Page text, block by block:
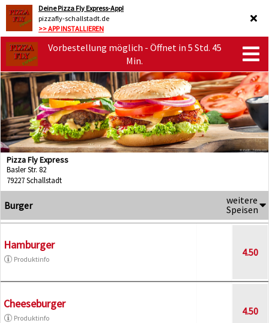
Deine Pizza Fly Express-App!
pizzafly-schallstadt.de
>> APP INSTALLIEREN
Vorbestellung möglich - Öffnet in 5 Std. 45
Min.
Pizza Fly Express
Basler Str. 82
79227 Schallstadt
Burger
weitere
Speisen
Hamburger
Produktinfo
4.50
Cheeseburger
Produktinfo
4.50